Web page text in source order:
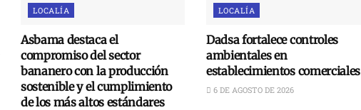
LOCALÍA
Asbama destaca el
compromiso del sector
bananero con la producción
sostenible y el cumplimiento
de los más altos estándares
LOCALÍA
Dadsa fortalece controles
ambientales en
establecimientos comerciales
6 DE AGOSTO DE 2026